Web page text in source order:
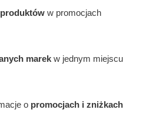
w promocjach
marek w jednym miejscu
o promocjach i zniżkach